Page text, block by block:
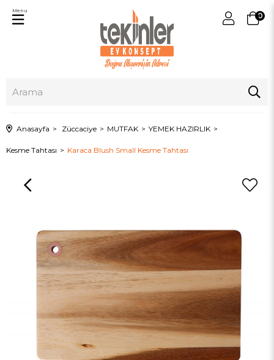
0
Menu
Anasayfa Züccaciye MUTFAK YEMEK HAZIRLIK
Kesme Tahtası Karaca Blush Small Kesme Tahtası